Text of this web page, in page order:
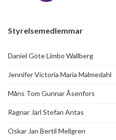
Styrelsemedlemmar
Daniel Göte Limbo Wallberg
Jennifer Victoria Maria Malmedahl
Måns Tom Gunnar Åsenfors
Ragnar Jarl Stefan Antas
Oskar Jan Bertil Mellgren